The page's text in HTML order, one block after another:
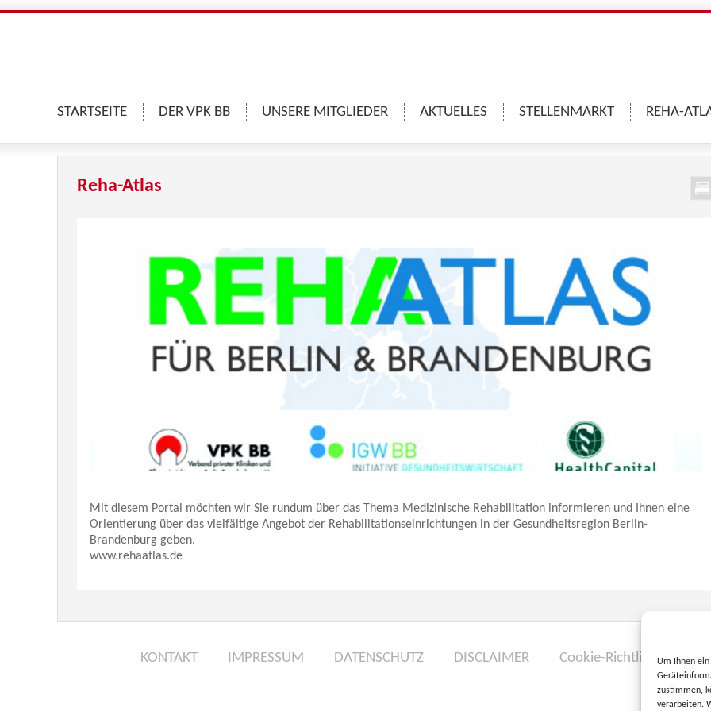
Um Ihnen
zustimmen,
verarbeiten.
STARTSEITE DER VPK BB UNSERE MITGLIEDER AKTUELLES STELLENMARKT REHA-
Reha-Atlas
Mit diesem Portal möchten wir Sie rundum über das Thema Medizinische Rehabilitation informieren und Ihnen eine
Orientierung über das vielfältige Angebot der Rehabilitationseinrichtungen in der Gesundheitsregion Berlin-
Brandenburg geben.
www.rehaatlas.de
KONTAKT IMPRESSUM DATENSCHUTZ DISCLAIMER Cookie-Richtlinie (EU)